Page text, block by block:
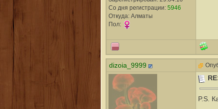
Со дня регистрации: 5946
Откуда: Алматы
Пол:
dizoia_9999
P.S.